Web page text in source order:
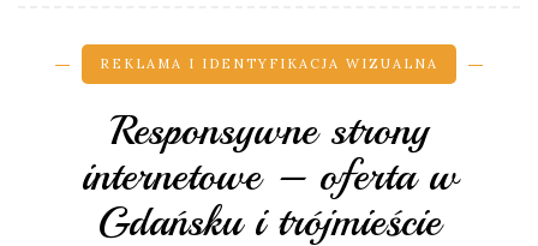
REKLAMA I IDENTYFIKACJA WIZUALNA
Responsywne strony
internetowe – oferta w
Gdańsku i trójmieście